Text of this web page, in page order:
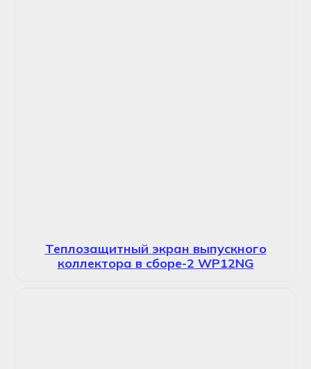
Теплозащитный экран выпускного
коллектора в сборе-2 WP12NG